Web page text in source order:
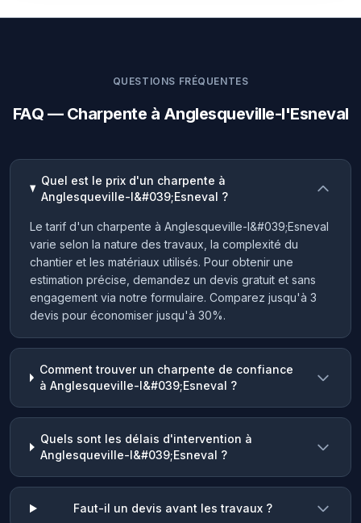
QUESTIONS FRÉQUENTES
FAQ — Charpente à Anglesqueville-l'Esneval
Quel est le prix d'un charpente à
Anglesqueville-l&#039;Esneval ?
Le tarif d'un charpente à Anglesqueville-l&#039;Esneval
varie selon la nature des travaux, la complexité du
chantier et les matériaux utilisés. Pour obtenir une
estimation précise, demandez un devis gratuit et sans
engagement via notre formulaire. Comparez jusqu'à 3
devis pour économiser jusqu'à 30%.
Comment trouver un charpente de confiance
à Anglesqueville-l&#039;Esneval ?
Quels sont les délais d'intervention à
Anglesqueville-l&#039;Esneval ?
Faut-il un devis avant les travaux ?